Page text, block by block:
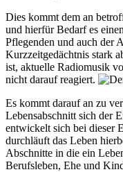
Dies kommt dem an
und hierfür Bedarf es
Pflegenden und auch der
Kurzzeitgedächtnis stark
ist, aktuelle Radiomusik
nicht darauf reagiert.
Es kommt darauf an zu
Lebensabschnitt sich der
entwickelt sich bei dieser
durchläuft das Leben
Abschnitte in die ein
Berufsleben, Ehe und